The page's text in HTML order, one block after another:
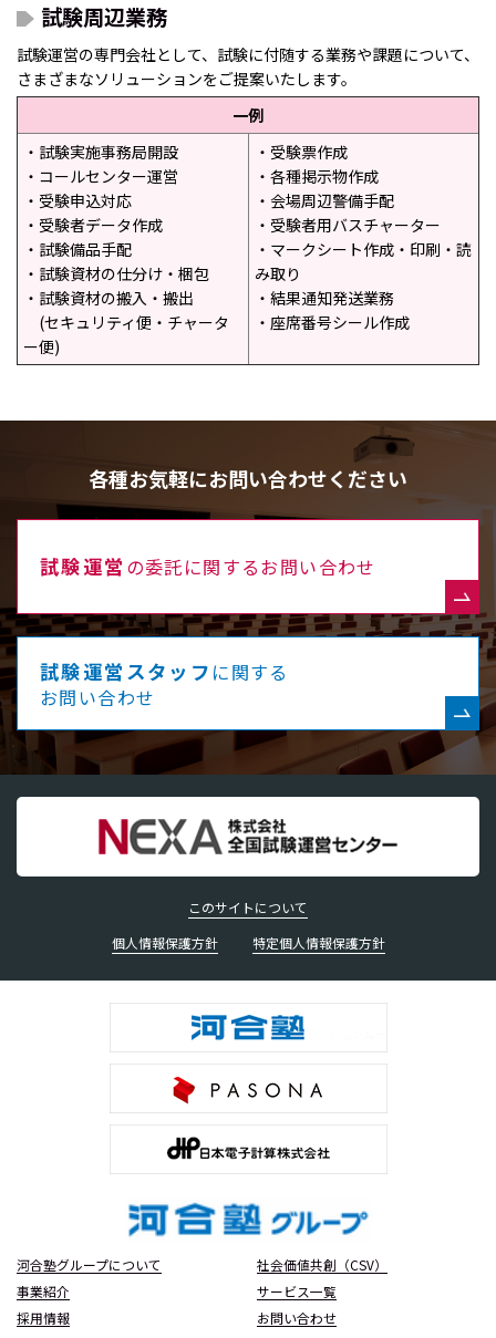
試験周辺業務
試験運営の専門会社として、試験に付随する業務や課題について、
さまざまなソリューションをご提案いたします。
一例
・試験実施事務局開設
・コールセンター運営
・受験申込対応
・受験者データ作成
・試験備品手配
・試験資材の仕分け・梱包
・試験資材の搬入・搬出
(セキュリティ便・チャータ
ー便)
・受験票作成
・各種掲示物作成
・会場周辺警備手配
・受験者用バスチャーター
・マークシート作成・印刷・読
み取り
・結果通知発送業務
・座席番号シール作成
各種お気軽にお問い合わせください
試験運営 の委託に関するお問い合わせ
試験運営スタッフ に関する
お問い合わせ
このサイトについて
個人情報保護方針
特定個人情報保護方針
河合塾グループについて
社会価値共創（CSV）
事業紹介
サービス一覧
採用情報
お問い合わせ